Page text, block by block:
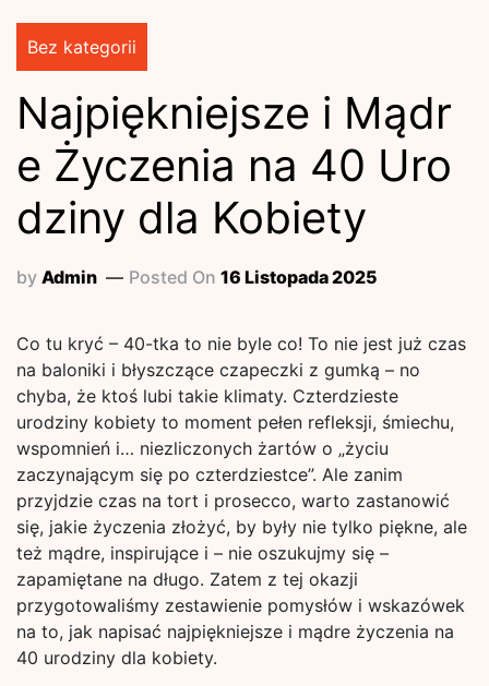
Bez kategorii
Najpiękniejsze i Mądr
e Życzenia na 40 Uro
dziny dla Kobiety
by Admin Posted On 16 Listopada 2025
Co tu kryć – 40-tka to nie byle co! To nie jest już czas
na baloniki i błyszczące czapeczki z gumką – no
chyba, że ktoś lubi takie klimaty. Czterdzieste
urodziny kobiety to moment pełen refleksji, śmiechu,
wspomnień i… niezliczonych żartów o „życiu
zaczynającym się po czterdziestce”. Ale zanim
przyjdzie czas na tort i prosecco, warto zastanowić
się, jakie życzenia złożyć, by były nie tylko piękne, ale
też mądre, inspirujące i – nie oszukujmy się –
zapamiętane na długo. Zatem z tej okazji
przygotowaliśmy zestawienie pomysłów i wskazówek
na to, jak napisać najpiękniejsze i mądre życzenia na
40 urodziny dla kobiety.